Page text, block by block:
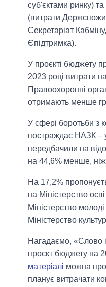
суб'єктами ринку)
(витрати
Секретаріат
Єпідтримка).
У проєкті бюджету
2023 році витрати
Правоохоронні
отримають менше
У сфері боротьби з
постраждає НАЗК –
передбачили на
на 44,6% менше,
На 17,2%
на Міністерство
Міністерство
Міністерство
Нагадаємо, «Слово
проєкт бюджету на
матеріалі можна
планує витрачати